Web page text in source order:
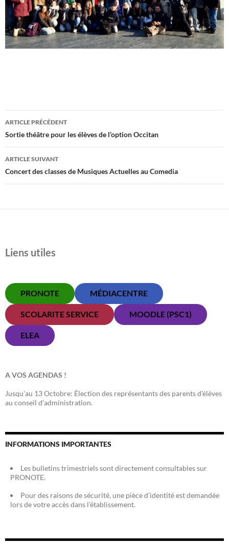
Navigation
des
articles
ARTICLE PRÉCÉDENT
Sortie théâtre pour les élèves de l’option Occitan
ARTICLE SUIVANT
Concert des classes de Musiques Actuelles au Comedia
Liens utiles
PRONOTE MÉDIACENTRE
SCOLARITE SERVICE MOODLE (PSC1)
ELEA
A VOS AGENDAS !
Jusqu'au 13 Octobre: Élection des représentants des parents d'élèves
au conseil d'administration.
INFORMATIONS IMPORTANTES
Les bulletins trimestriels sont directement consultables sur
PRONOTE.
Pour des raisons de sécurité, une pièce d’identité est demandée
lors de votre accès dans l’établissement.